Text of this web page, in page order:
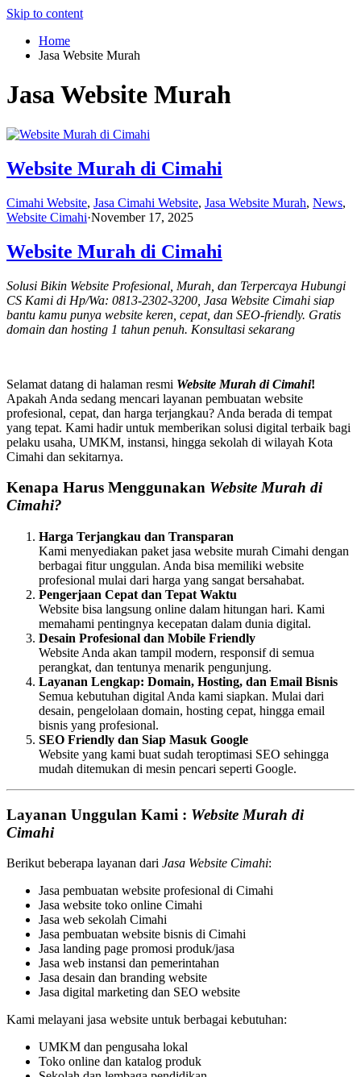
Skip to content
Home
Jasa Website Murah
Jasa Website Murah
Website Murah di Cimahi
Cimahi Website, Jasa Cimahi Website, Jasa Website Murah, News,
Website Cimahi·November 17, 2025
Website Murah di Cimahi
Solusi Bikin Website Profesional, Murah, dan Terpercaya Hubungi
CS Kami di Hp/Wa: 0813-2302-3200, Jasa Website Cimahi siap
bantu kamu punya website keren, cepat, dan SEO-friendly. Gratis
domain dan hosting 1 tahun penuh. Konsultasi sekarang
Selamat datang di halaman resmi Website Murah di Cimahi!
Apakah Anda sedang mencari layanan pembuatan website
profesional, cepat, dan harga terjangkau? Anda berada di tempat
yang tepat. Kami hadir untuk memberikan solusi digital terbaik bagi
pelaku usaha, UMKM, instansi, hingga sekolah di wilayah Kota
Cimahi dan sekitarnya.
Kenapa Harus Menggunakan Website Murah di
Cimahi?
Harga Terjangkau dan Transparan
Kami menyediakan paket jasa website murah Cimahi dengan
berbagai fitur unggulan. Anda bisa memiliki website
profesional mulai dari harga yang sangat bersahabat.
Pengerjaan Cepat dan Tepat Waktu
Website bisa langsung online dalam hitungan hari. Kami
memahami pentingnya kecepatan dalam dunia digital.
Desain Profesional dan Mobile Friendly
Website Anda akan tampil modern, responsif di semua
perangkat, dan tentunya menarik pengunjung.
Layanan Lengkap: Domain, Hosting, dan Email Bisnis
Semua kebutuhan digital Anda kami siapkan. Mulai dari
desain, pengelolaan domain, hosting cepat, hingga email
bisnis yang profesional.
SEO Friendly dan Siap Masuk Google
Website yang kami buat sudah teroptimasi SEO sehingga
mudah ditemukan di mesin pencari seperti Google.
Layanan Unggulan Kami : Website Murah di
Cimahi
Berikut beberapa layanan dari Jasa Website Cimahi:
Jasa pembuatan website profesional di Cimahi
Jasa website toko online Cimahi
Jasa web sekolah Cimahi
Jasa pembuatan website bisnis di Cimahi
Jasa landing page promosi produk/jasa
Jasa web instansi dan pemerintahan
Jasa desain dan branding website
Jasa digital marketing dan SEO website
Kami melayani jasa website untuk berbagai kebutuhan:
UMKM dan pengusaha lokal
Toko online dan katalog produk